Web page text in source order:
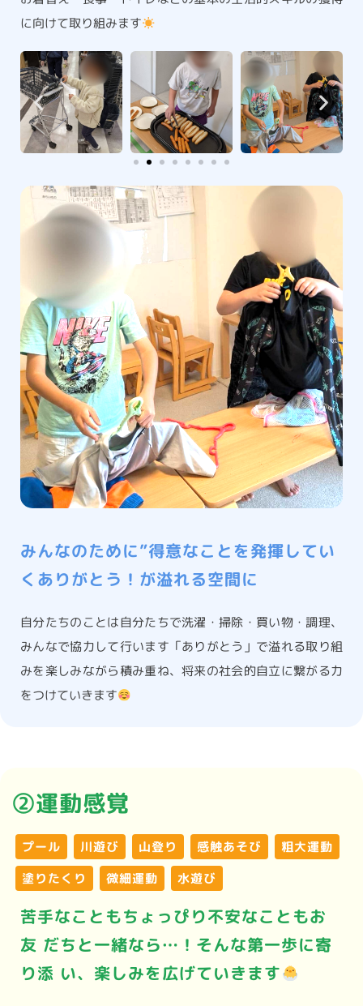
に向けて取り組みます
みんなのために”得意なことを発揮してい
くありがとう！が溢れる空間に
自分たちのことは自分たちで洗濯・掃除・買い物・調理、
みんなで協力して行います「ありがとう」で溢れる取り組
みを楽しみながら積み重ね、将来の社会的自立に繋がる力
をつけていきます
②運動感覚
プール 川遊び 山登り 感触あそび
粗大運動
塗りたくり
微細運動 水遊び
苦手なこともちょっぴり不安なこともお
友 だちと一緒なら…！そんな第一歩に寄
り添 い、楽しみを広げていきます